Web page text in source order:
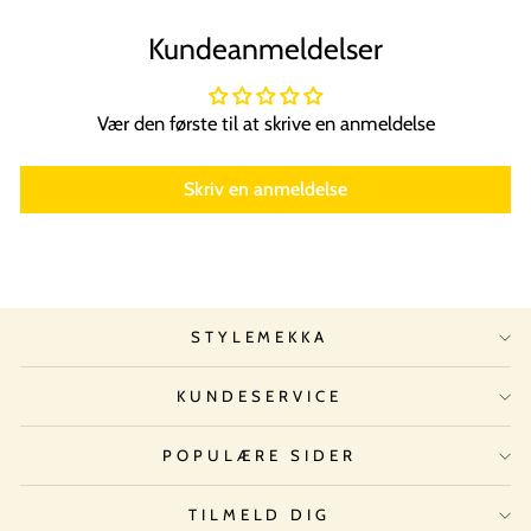
Kundeanmeldelser
Vær den første til at skrive en anmeldelse
Skriv en anmeldelse
STYLEMEKKA
KUNDESERVICE
POPULÆRE SIDER
TILMELD DIG